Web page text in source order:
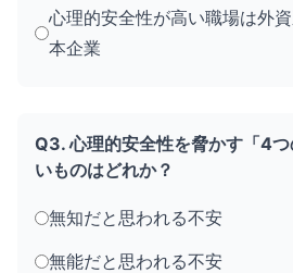
心理的安全性が高い職場は外
本企業
Q3. 心理的安全性を脅かす「4
いものはどれか？
無知だと思われる不安
無能だと思われる不安